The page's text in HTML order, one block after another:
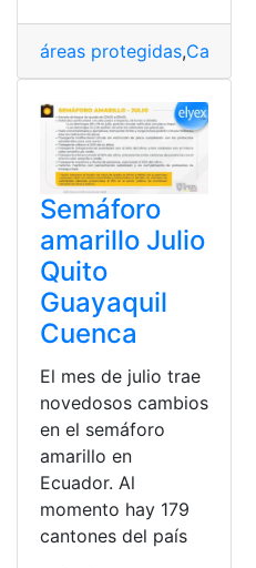
áreas protegidas,Cantones
Semáforo
amarillo Julio
Quito
Guayaquil
Cuenca
El mes de julio trae
novedosos cambios
en el semáforo
amarillo en
Ecuador. Al
momento hay 179
cantones del país